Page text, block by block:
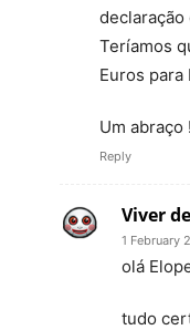
declaração
Teríamos
Euros para
Um abraço !
Reply
Viver
1 February
olá
tudo